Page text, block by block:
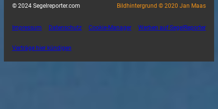
© 2024 Segelreporter.com Bildhintergrund © 2020 Jan Maas
Impressum Datenschutz Cookie-Manager Werben auf SegelReporter
Verträge hier kündigen